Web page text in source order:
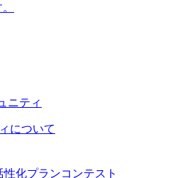
について
化プランコンテスト